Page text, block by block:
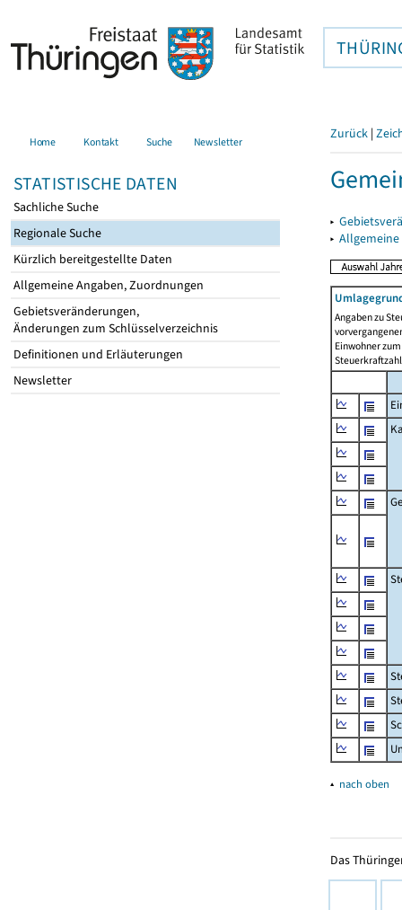
Home Kontakt Suche Newsletter
STATISTISCHE DATEN
Sachliche Suche
Regionale Suche
Kürzlich bereitgestellte Daten
Allgemeine Angaben, Zuordnungen
Gebietsveränderungen,
Änderungen zum Schlüsselverzeichnis
Definitionen und Erläuterungen
Newsletter
Zurück |
▸
▸
Angaben zu
Einwohner
▴ nach oben
Das